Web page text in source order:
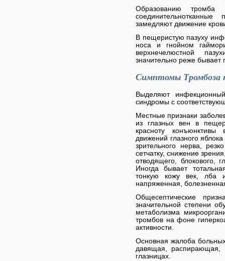
Образованию тромба
замедляют движение
В пещеристую пазуху
носа и гнойном
верхнечелюстной
значительно реже бывает
Симптомы Тромбоза
Выделяют
синдромы с
Местные признаки
из глазных вен в
красноту конъюнктивы
движений глазного
зрительного нерва,
сетчатку, снижение
отводящего, блокового,
Иногда бывает
тонкую кожу век, лба
напряженная,
Общесептические
значительной степени
метаболизма
тромбов на фоне
активности.
Основная жалоба
давящая, распирающая,
глазницах.